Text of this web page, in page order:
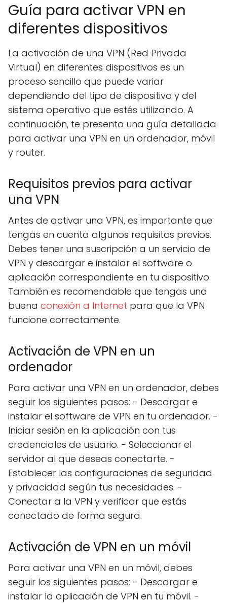
Guía para activar VPN en
diferentes dispositivos
La activación de una VPN (Red Privada
Virtual) en diferentes dispositivos es un
proceso sencillo que puede variar
dependiendo del tipo de dispositivo y del
sistema operativo que estés utilizando. A
continuación, te presento una guía detallada
para activar una VPN en un ordenador, móvil
y router.
Requisitos previos para activar
una VPN
Antes de activar una VPN, es importante que
tengas en cuenta algunos requisitos previos.
Debes tener una suscripción a un servicio de
VPN y descargar e instalar el software o
aplicación correspondiente en tu dispositivo.
También es recomendable que tengas una
buena conexión a Internet para que la VPN
funcione correctamente.
Activación de VPN en un
ordenador
Para activar una VPN en un ordenador, debes
seguir los siguientes pasos: - Descargar e
instalar el software de VPN en tu ordenador. -
Iniciar sesión en la aplicación con tus
credenciales de usuario. - Seleccionar el
servidor al que deseas conectarte. -
Establecer las configuraciones de seguridad
y privacidad según tus necesidades. -
Conectar a la VPN y verificar que estás
conectado de forma segura.
Activación de VPN en un móvil
Para activar una VPN en un móvil, debes
seguir los siguientes pasos: - Descargar e
instalar la aplicación de VPN en tu móvil. -